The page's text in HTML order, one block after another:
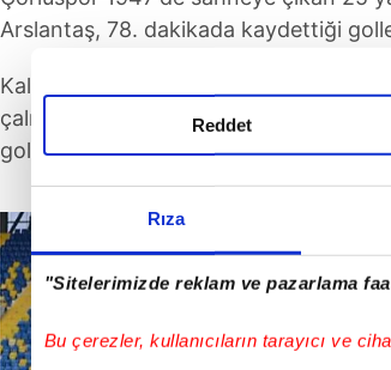
Rıza
"Sitelerimizde reklam ve pazarlama
Bu çerezler, kullanıcıların tarayıcı ve
Reddet
Arslantaş, 78. dakikada kaydettiği
Kalan dakikalarda Malatya
çalışsa da Çorluspor 1947 savunması
gol sesi çıkmayınca final, Tekirdağ